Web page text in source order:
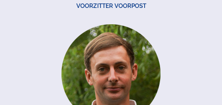
VOORZITTER VOORPOST